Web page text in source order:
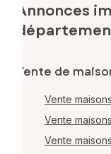
Annonces
Vente de
Vente
Vente
Vente